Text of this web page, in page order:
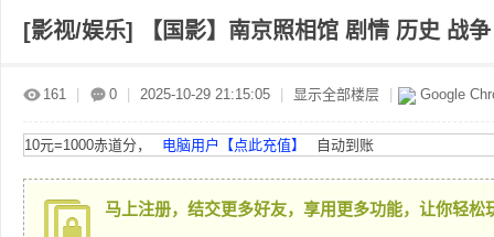
[影视/娱乐] 【国影】南京照相馆 剧情 历史 战
161 0 2025-10-29 21:15:05 显示全部楼层 Google
10元=1000赤道分， 电脑用户【点此充值】 自动到账
马上注册，结交更多好友，享用更多功能，让你轻松